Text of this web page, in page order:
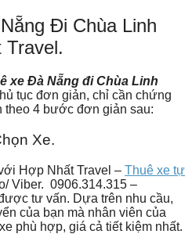
Đi Chùa Linh
xe Đà Nẵng đi Chùa Linh
tục đơn giản, chỉ cần chứng
theo 4 bước đơn giản sau:
Xe.
Hợp Nhất Travel – Thuê xe tự
Viber. 0906.314.315 –
tư vấn. Dựa trên nhu cầu,
của bạn mà nhân viên của
phù hợp, giá cả tiết kiệm nhất.